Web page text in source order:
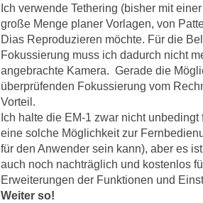
Ich verwende Tethering (bisher mit
große Menge planer Vorlagen, von
Dias Reproduzieren möchte. Für die
Fokussierung muss ich dadurch nicht
angebrachte Kamera. Gerade die
überprüfenden Fokussierung vom
Vorteil.
Ich halte die EM-1 zwar nicht
eine solche Möglichkeit zur
für den Anwender sein kann), aber es
auch noch nachträglich und kostenlos
Erweiterungen der Funktionen und
Weiter so!